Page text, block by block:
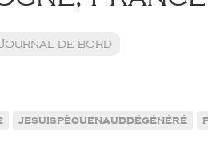
de bord
jesuispèquenauddégénéré